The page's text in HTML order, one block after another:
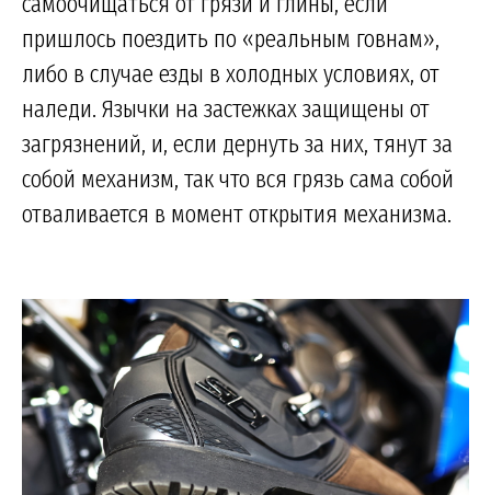
пришлось поездить по «реальным говнам»,
либо в случае езды в холодных условиях, от
наледи. Язычки на застежках защищены от
загрязнений, и, если дернуть за них, тянут за
собой механизм, так что вся грязь сама собой
отваливается в момент открытия механизма.